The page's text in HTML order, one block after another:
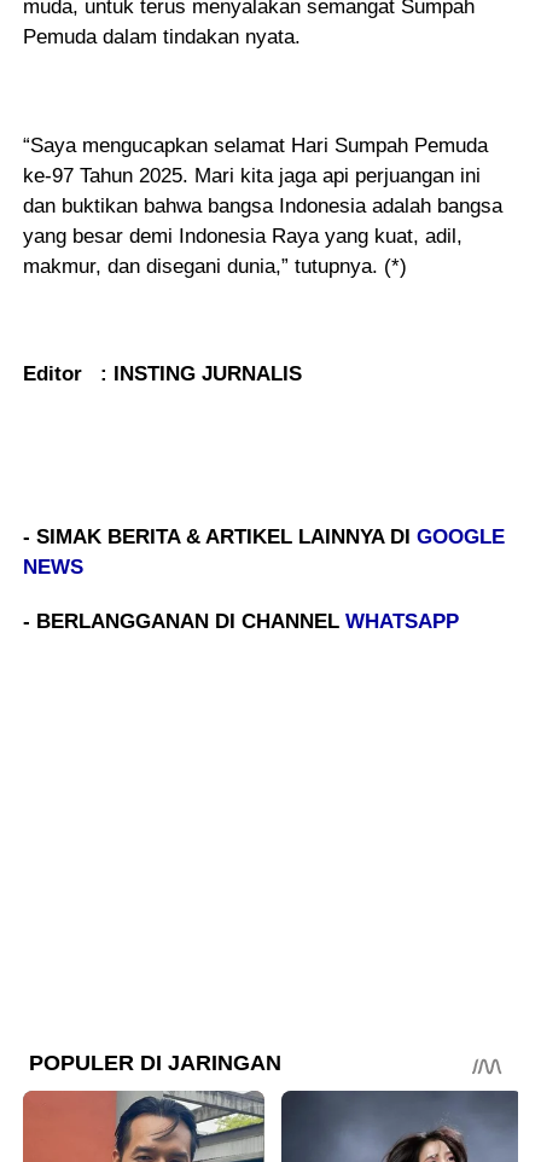
muda, untuk terus menyalakan semangat Sumpah
Pemuda dalam tindakan nyata.
“Saya mengucapkan selamat Hari Sumpah Pemuda
ke-97 Tahun 2025. Mari kita jaga api perjuangan ini
dan buktikan bahwa bangsa Indonesia adalah bangsa
yang besar demi Indonesia Raya yang kuat, adil,
makmur, dan disegani dunia,” tutupnya. (*)
Editor : INSTING JURNALIS
- SIMAK BERITA & ARTIKEL LAINNYA DIGOOGLE
NEWS
- BERLANGGANAN DI CHANNELWHATSAPP